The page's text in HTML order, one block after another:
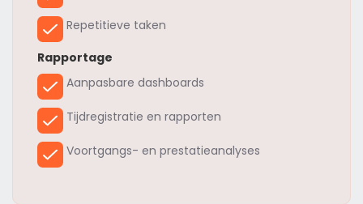
Repetitieve taken
Rapportage
Aanpasbare dashboards
Tijdregistratie en rapporten
Voortgangs- en prestatieanalyses